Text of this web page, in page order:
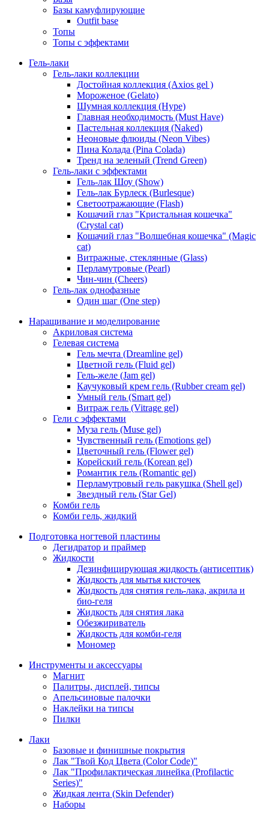
Базы камуфлирующие
Outfit base
Топы
Топы с эффектами
Гель-лаки
Гель-лаки коллекции
Достойная коллекция (Axios gel )
Мороженое (Gelato)
Шумная коллекция (Hype)
Главная необходимость (Must Have)
Пастельная коллекция (Naked)
Неоновые флюиды (Neon Vibes)
Пина Колада (Pina Colada)
Тренд на зеленый (Trend Green)
Гель-лаки с эффектами
Гель-лак Шоу (Show)
Гель-лак Бурлеск (Burlesque)
Светоотражающие (Flash)
Кошачий глаз "Кристальная кошечка"
(Crystal cat)
Кошачий глаз "Волшебная кошечка" (Magic
cat)
Витражные, стеклянные (Glass)
Перламутровые (Pearl)
Чин-чин (Cheers)
Гель-лак однофазные
Один шаг (One step)
Наращивание и моделирование
Акриловая система
Гелевая система
Гель мечта (Dreamline gel)
Цветной гель (Fluid gel)
Гель-желе (Jam gel)
Каучуковый крем гель (Rubber cream gel)
Умный гель (Smart gel)
Витраж гель (Vitrage gel)
Гели с эффектами
Муза гель (Muse gel)
Чувственный гель (Emotions gel)
Цветочный гель (Flower gel)
Корейский гель (Korean gel)
Романтик гель (Romantic gel)
Перламутровый гель ракушка (Shell gel)
Звездный гель (Star Gel)
Комби гель
Комби гель, жидкий
Подготовка ногтевой пластины
Дегидратор и праймер
Жидкости
Дезинфицирующая жидкость (антисептик)
Жидкость для мытья кисточек
Жидкость для снятия гель-лака, акрила и
био-геля
Жидкость для снятия лака
Обезжириватель
Жидкость для комби-геля
Мономер
Инструменты и аксессуары
Магнит
Палитры, дисплей, типсы
Апельсиновые палочки
Наклейки на типсы
Пилки
Лаки
Базовые и финишные покрытия
Лак "Твой Код Цвета (Color Code)"
Лак "Профилактическая линейка (Profilactic
Series)"
Жидкая лента (Skin Defender)
Наборы